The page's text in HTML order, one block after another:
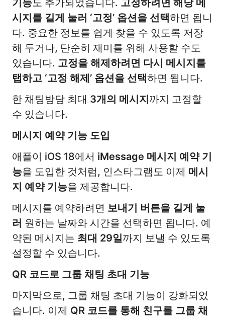
기능도 추가되었습니다. 고정하려면 해당 메
시지를 길게 눌러 ‘고정’ 옵션을 선택하면 됩니
다. 중요한 정보를 쉽게 찾을 수 있도록 저장
해 두거나, 단순히 재미를 위해 사용할 수도
있습니다. 고정을 해제하려면 다시 메시지를
탭하고 ‘고정 해제’ 옵션을 선택하면 됩니다.
한 채팅방당 최대 3개의 메시지까지 고정할
수 있습니다.
메시지 예약 기능 도입
애플이 iOS 18에서 iMessage 메시지 예약 기
능을 도입한 것처럼, 인스타그램도 이제 메시
지 예약 기능을 제공합니다.
메시지를 예약하려면 보내기 버튼을 길게 눌
러 원하는 날짜와 시간을 선택하면 됩니다. 예
약된 메시지는 최대 29일까지 보낼 수 있도록
설정할 수 있습니다.
QR 코드로 그룹 채팅 초대 기능
마지막으로, 그룹 채팅 초대 기능이 강화되었
습니다. 이제 QR 코드를 통해 친구를 그룹 채